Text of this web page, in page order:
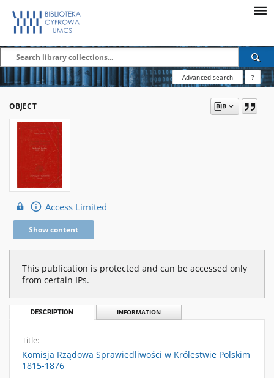
Advanced search ?
OBJECT
Access Limited
Show content
This publication is protected and can be accessed only
from certain IPs.
DESCRIPTION INFORMATION
Title:
Komisja Rządowa Sprawiedliwości w Królestwie Polskim
1815-1876